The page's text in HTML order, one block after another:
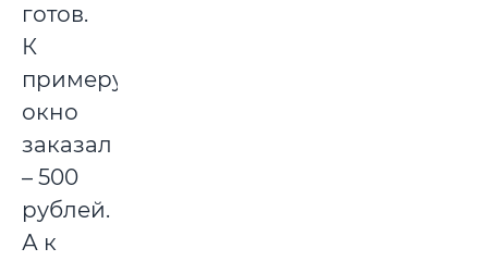
готов.
К
примеру,
окно
заказал
– 500
рублей.
А к